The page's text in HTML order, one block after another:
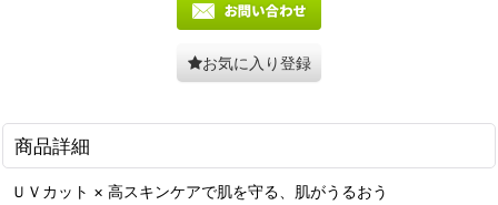
お気に入り登録
商品詳細
ＵＶカット × 高スキンケアで肌を守る、肌がうるおう